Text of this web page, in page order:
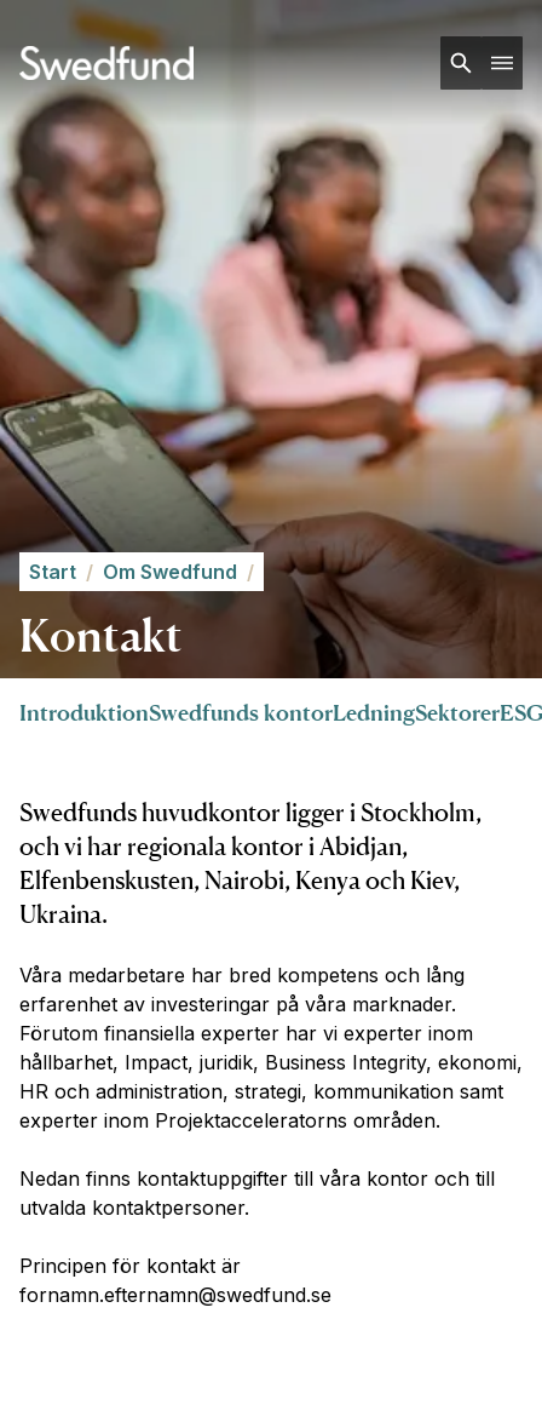
Start / Om Swedfund /
Kontakt
IntroduktionSwedfunds kontorLedningSektorer
Swedfunds huvudkontor ligger i Stockholm,
och vi har regionala kontor i Abidjan,
Elfenbenskusten, Nairobi, Kenya och Kiev,
Ukraina.
Våra medarbetare har bred kompetens och lång
erfarenhet av investeringar på våra marknader.
Förutom finansiella experter har vi experter inom
hållbarhet, Impact, juridik, Business Integrity, ekonomi,
HR och administration, strategi, kommunikation samt
experter inom Projektacceleratorns områden.
Nedan finns kontaktuppgifter till våra kontor och till
utvalda kontaktpersoner.
Principen för kontakt är
fornamn.efternamn@swedfund.se